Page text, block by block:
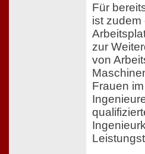
Für
ist zudem
zur
von
Frauen